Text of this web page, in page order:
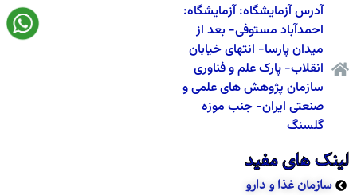
آدرس آزمایشگاه: آزمایشگاه:
احمدآباد مستوفی- بعد از
میدان پارسا- انتهای خیابان
انقلاب- پارک علم و فناوری
سازمان پژوهش های علمی و
صنعتی ایران- جنب موزه
گلسنگ
لینک های مفید
سازمان غذا و دارو